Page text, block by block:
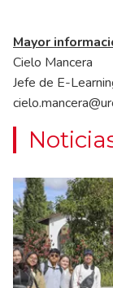
Mayor
Cielo Mancera
Jefe de E-